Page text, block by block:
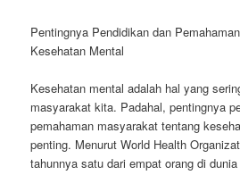
Pentingnya Pendidikan dan
Kesehatan Mental
Kesehatan mental adalah hal yang
masyarakat kita. Padahal, pentingnya
pemahaman masyarakat tentang
penting. Menurut World Health
tahunnya satu dari empat orang di